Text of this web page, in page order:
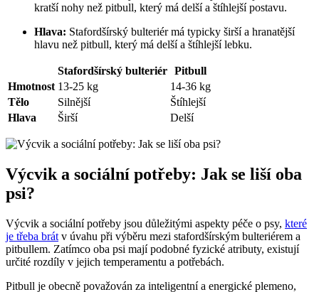
kratší nohy než pitbull, který má delší a štíhlejší postavu.
Hlava: Stafordšírský bulteriér má typicky širší a hranatější
hlavu než pitbull, který má delší a štíhlejší lebku.
Stafordšírský bulteriér Pitbull
Hmotnost 13-25 kg
14-36 kg
Tělo
Silnější
Štíhlejší
Hlava
Širší Delší
Výcvik a sociální potřeby: Jak se liší oba
psi?
Výcvik a sociální potřeby jsou důležitými aspekty péče o psy, které
je třeba brát v úvahu při výběru mezi stafordšírským bulteriérem a
pitbullem. Zatímco oba psi mají podobné fyzické atributy, existují
určité rozdíly v jejich temperamentu a potřebách.
Pitbull je obecně považován za inteligentní a energické plemeno,